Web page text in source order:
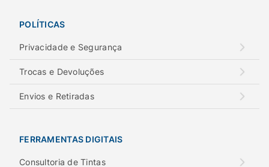
POLÍTICAS
Privacidade e Segurança
Trocas e Devoluções
Envios e Retiradas
FERRAMENTAS DIGITAIS
Consultoria de Tintas